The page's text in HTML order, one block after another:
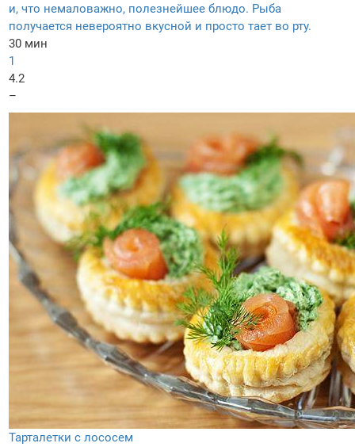
и, что немаловажно, полезнейшее блюдо. Рыба
получается невероятно вкусной и просто тает во рту.
30 мин
1
4.2
–
Тарталетки с лососем